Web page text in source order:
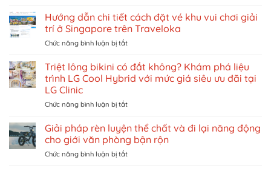
THƯƠNG
HIỆU
NỘI
NỔI
TIẾNG
NỮ
VIỆT
NAM
Hướng dẫn chi tiết cách đặt vé khu vui chơi giải
trí ở Singapore trên Traveloka
Chức năng bình luận bị tắtở
dẫn
chi
tiết
đặt
khu
vui
chơi
giải
Triệt lông bikini có đắt không? Khám phá liệu
trình LG Cool Hybrid với mức giá siêu ưu đãi tại
LG Clinic
Chức năng bình luận bị tắtở
lông
bikini
có
đắt
Giải pháp rèn luyện thể chất và đi lại năng động
cho giới văn phòng bận rộn
Chức năng bình luận bị tắtở